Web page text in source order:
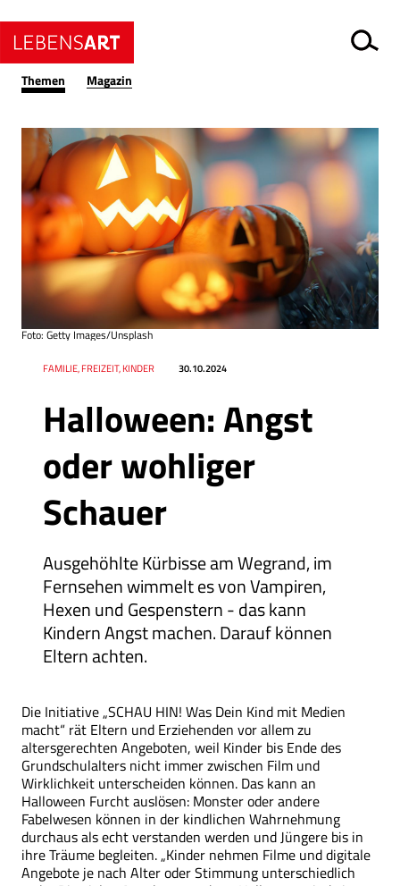
Themen Magazin
Halloween: Angst
oder wohliger
Schauer
Ausgehöhlte Kürbisse am Wegrand, im
Fernsehen wimmelt es von Vampiren,
Hexen und Gespenstern - das kann
Kindern Angst machen. Darauf können
Eltern achten.
Datum 30.10.2024
RessortFAMILIE, FREIZEIT, KINDER
Foto: Getty Images/Unsplash
Die Initiative „SCHAU HIN! Was Dein Kind mit Medien
macht“ rät Eltern und Erziehenden vor allem zu
altersgerechten Angeboten, weil Kinder bis Ende des
Grundschulalters nicht immer zwischen Film und
Wirklichkeit unterscheiden können. Das kann an
Halloween Furcht auslösen: Monster oder andere
Fabelwesen können in der kindlichen Wahrnehmung
durchaus als echt ver­standen werden und Jüngere bis in
ihre Träume begleiten. „Kinder nehmen Filme und digitale
Angebote je nach Alter oder Stimmung unterschiedlich